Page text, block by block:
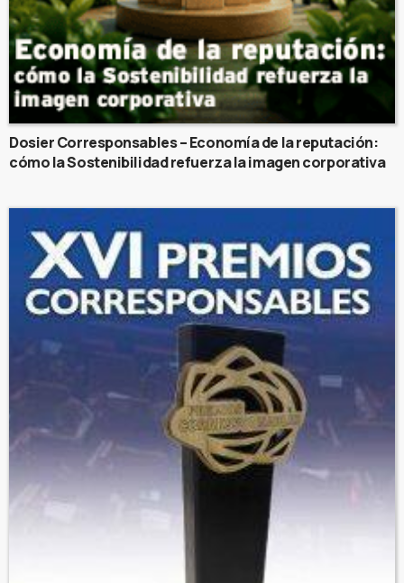
Dosier Corresponsables – Economía de la reputación:
cómo la Sostenibilidad refuerza la imagen corporativa